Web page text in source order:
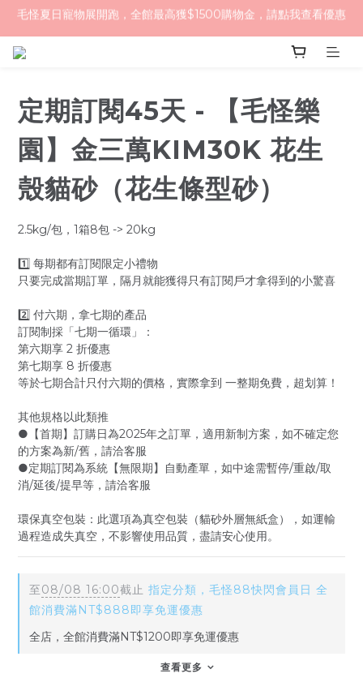
毛怪樂園｜一起改變世界與動物的關係
【物資認購】透明守護計劃｜從認購到送達，全程透明
定期訂閱45天 - 【毛怪樂
園】金三萬KIM30K 花生
殼貓砂（花生條型砂）
2.5kg/包，1箱8包 -> 20kg
1️⃣ 每期都有訂閱限定小禮物
只要完成當期訂單，隔月就能獲得只有訂閱戶才拿得到的小驚喜
2️⃣ 付六期，拿七期的產品
訂閱制採「七期一循環」：
第六期享 2 折優惠
第七期享 8 折優惠
等於七期合計只付六期的價格，實際拿到 一整期免費，超划算！
其他規格以此類推
●【首期】訂購日為2025年之訂單，適用新制方案，如不確定您
的方案為新/舊，請洽客服
●定期訂閱為系統【無限期】自動產單，如中途需暫停/重啟/取
消/延後/提早等，請洽客服
環保真空包裝：此選項為真空包裝（貓砂外層無紙盒），如運輸
過程造成失真空，不影響使用品質，盡請安心使用。
至08/08 16:00截止 指定分類，毛怪88快閃會員日 全
館消費滿NT$888即享免運優惠
全店，全館消費滿NT$1200即享免運優惠
查看更多